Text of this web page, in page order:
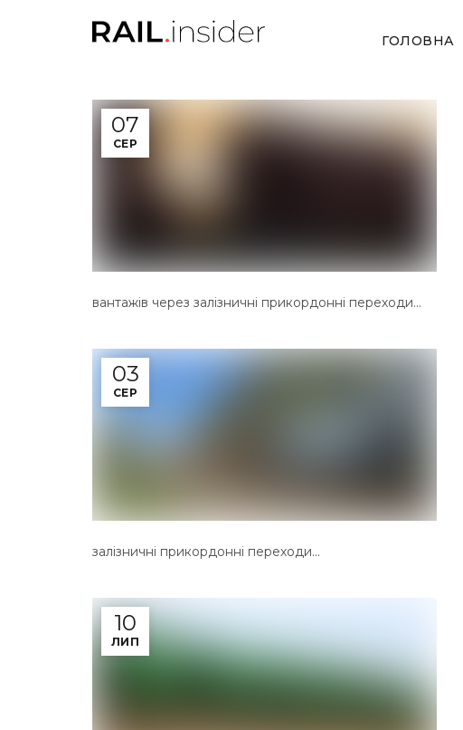
ГОЛОВНА
07
СЕР
вантажів через залізничні прикордонні переходи...
03
СЕР
залізничні прикордонні переходи...
10
ЛИП